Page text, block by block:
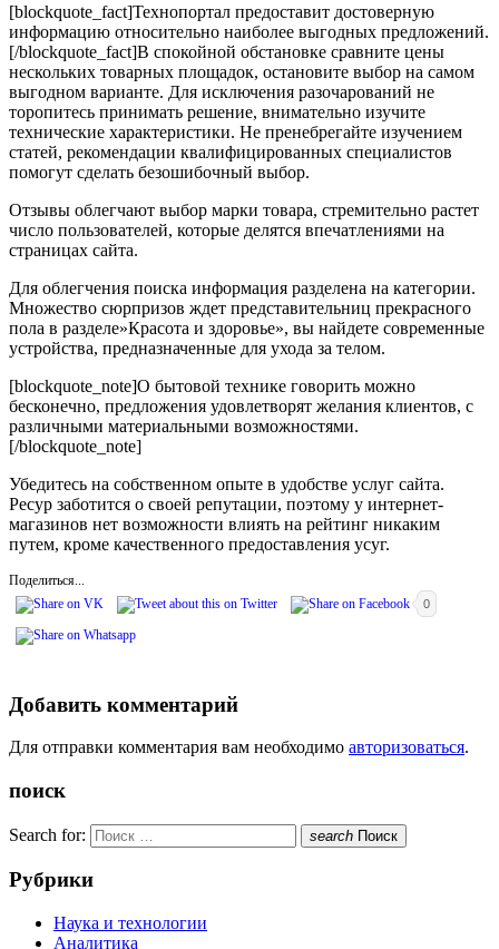
[blockquote_fact]Технопортал предоставит достоверную
информацию относительно наиболее выгодных предложений.
[/blockquote_fact]В спокойной обстановке сравните цены
нескольких товарных площадок, остановите выбор на самом
выгодном варианте. Для исключения разочарований не
торопитесь принимать решение, внимательно изучите
технические характеристики. Не пренебрегайте изучением
статей, рекомендации квалифицированных специалистов
помогут сделать безошибочный выбор.
Отзывы облегчают выбор марки товара, стремительно растет
число пользователей, которые делятся впечатлениями на
страницах сайта.
Для облегчения поиска информация разделена на категории.
Множество сюрпризов ждет представительниц прекрасного
пола в разделе»Красота и здоровье», вы найдете современные
устройства, предназначенные для ухода за телом.
[blockquote_note]О бытовой технике говорить можно
бесконечно, предложения удовлетворят желания клиентов, с
различными материальными возможностями.
[/blockquote_note]
Убедитесь на собственном опыте в удобстве услуг сайта.
Ресур заботится о своей репутации, поэтому у интернет-
магазинов нет возможности влиять на рейтинг никаким
путем, кроме качественного предоставления усуг.
Поделиться...
0
Добавить комментарий
Для отправки комментария вам необходимо авторизоваться.
поиск
Search for: search Поиск
Рубрики
Наука и технологии
Аналитика